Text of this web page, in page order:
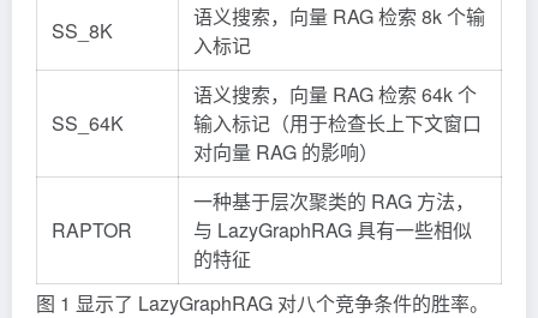
SS_8K
语义搜索，向量 RAG 检索 8k 个输
入标记
SS_64K
语义搜索，向量 RAG 检索 64k 个
输入标记（用于检查长上下文窗口
对向量 RAG 的影响）
RAPTOR
一种基于层次聚类的 RAG 方法，
与 LazyGraphRAG 具有一些相似
的特征
图 1 显示了 LazyGraphRAG 对八个竞争条件的胜率。